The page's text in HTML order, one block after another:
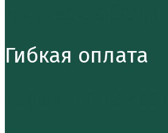
Гибкая оплата